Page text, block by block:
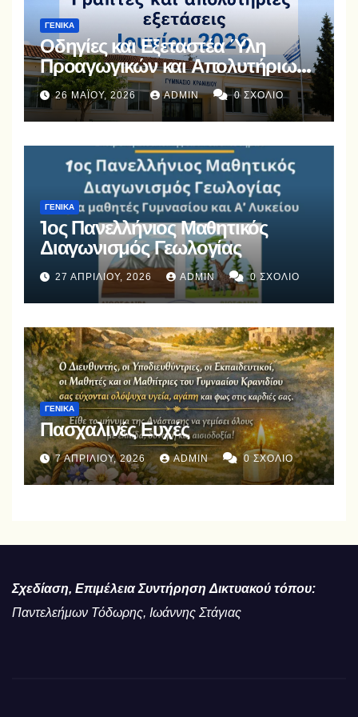
ΓΕΝΙΚΆ
Οδηγίες και Εξεταστέα Ύλη
Προαγωγικών και Απολυτήριων
Εξετάσεων Ιουνίου 2026
26 ΜΑΪ́ΟΥ, 2026 ADMIN 0 ΣΧΌΛΙΟ
ΓΕΝΙΚΆ
1ος Πανελλήνιος Μαθητικός
Διαγωνισμός Γεωλογίας
27 ΑΠΡΙΛΊΟΥ, 2026 ADMIN 0 ΣΧΌΛΙΟ
ΓΕΝΙΚΆ
Πασχαλινές Ευχές
7 ΑΠΡΙΛΊΟΥ, 2026 ADMIN 0 ΣΧΌΛΙΟ
Σχεδίαση, Επιμέλεια Συντήρηση Δικτυακού τόπου:
Παντελεήμων Τόδωρης, Ιωάννης Στάγιας